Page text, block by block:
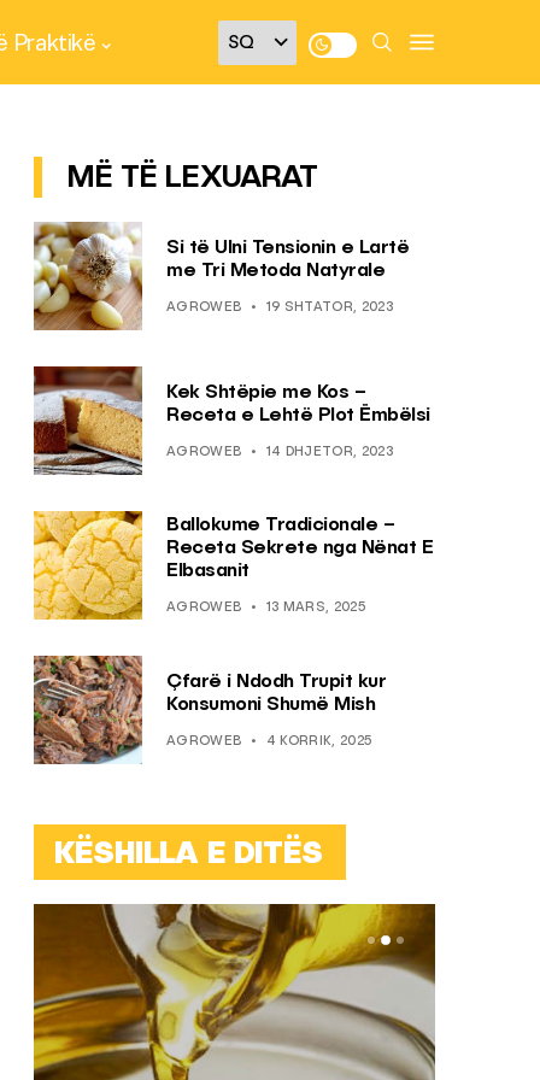
Praktikë
MË TË LEXUARAT
Si të Ulni Tensionin e Lartë
me Tri Metoda Natyrale
AGROWEB 19 SHTATOR, 2023
Kek Shtëpie me Kos –
Receta e Lehtë Plot Ëmbëlsi
AGROWEB 14 DHJETOR, 2023
Ballokume Tradicionale –
Receta Sekrete nga Nënat E
Elbasanit
AGROWEB 13 MARS, 2025
Çfarë i Ndodh Trupit kur
Konsumoni Shumë Mish
AGROWEB 4 KORRIK, 2025
KËSHILLA E DITËS